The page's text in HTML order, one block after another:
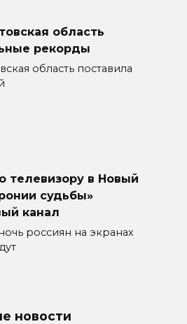
область
рекорды
область поставила
телевизору в Новый
судьбы»
канал
россиян на экранах
новости